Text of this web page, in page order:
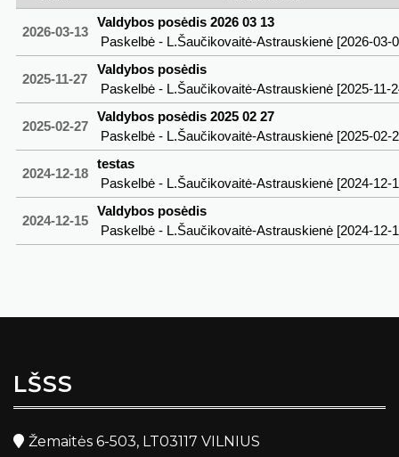
2026-03-13
Valdybos posėdis 2026 03 13
Paskelbė - L.Šaučikovaitė-Astrauskienė [2026-03-
2025-11-27
Valdybos posėdis
Paskelbė - L.Šaučikovaitė-Astrauskienė [2025-11-
2025-02-27
Valdybos posėdis 2025 02 27
Paskelbė - L.Šaučikovaitė-Astrauskienė [2025-02-
2024-12-18
testas
Paskelbė - L.Šaučikovaitė-Astrauskienė [2024-12-
2024-12-15
Valdybos posėdis
Paskelbė - L.Šaučikovaitė-Astrauskienė [2024-12-
LŠSS
Žemaitės 6-503, LT03117 VILNIUS